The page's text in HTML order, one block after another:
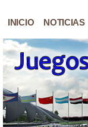
INICIO NOTICIAS